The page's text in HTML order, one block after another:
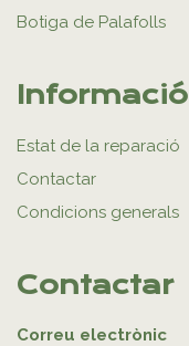
Botiga de Palafolls
Informació
Estat de la reparació
Contactar
Condicions generals
Contactar
Correu electrònic